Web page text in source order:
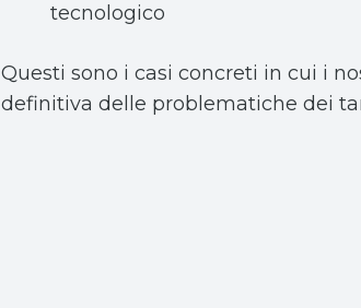
tecnologico
Questi sono i casi concreti in cui i
definitiva delle problematiche dei